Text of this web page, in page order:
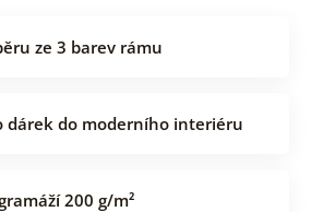
ze 3 barev rámu
dárek do moderního interiéru
200 g/m²